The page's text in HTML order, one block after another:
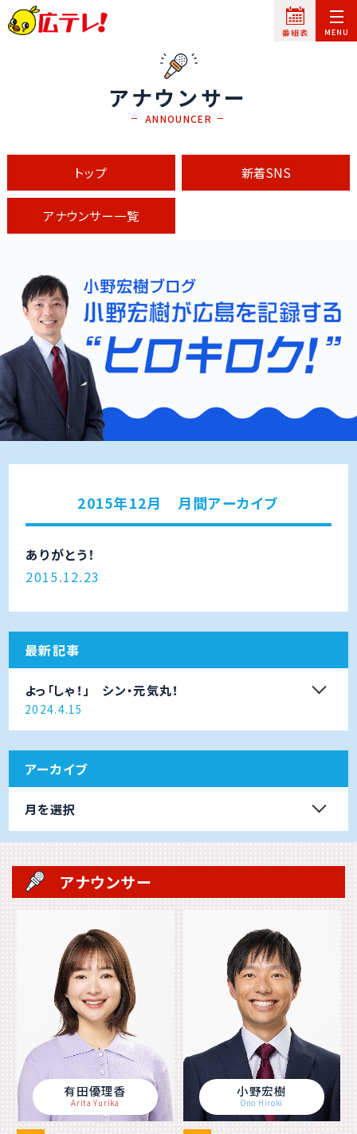
アナウンサー
ANNOUNCER
トップ 新着SNS
アナウンサー一覧
2015年12月 月間アーカイブ
ありがとう！
2015.12.23
最新記事
よっ「しゃ！」 シン・元気丸！
2024.4.15
アーカイブ
月を選択
アナウンサー
有田優理香
Arita Yurika
小野宏樹
Ono Hiroki